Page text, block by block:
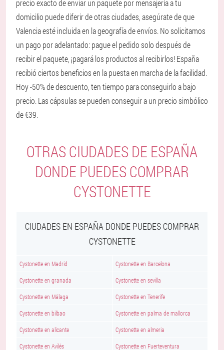
precio exacto de enviar un paquete por mensajería a tu
domicilio puede diferir de otras ciudades, asegúrate de que
Valencia esté incluida en la geografía de envíos. No solicitamos
un pago por adelantado: pague el pedido solo después de
recibir el paquete, ¡pagará los productos al recibirlos! España
recibió ciertos beneficios en la puesta en marcha de la facilidad.
Hoy -50% de descuento, ten tiempo para conseguirlo a bajo
precio. Las cápsulas se pueden conseguir a un precio simbólico
de €39.
OTRAS CIUDADES DE ESPAÑA
DONDE PUEDES COMPRAR
CYSTONETTE
CIUDADES EN ESPAÑA DONDE PUEDES COMPRAR
CYSTONETTE
Cystonette en Madrid Cystonette en Barcelona
Cystonette en granada Cystonette en sevilla
Cystonette en Málaga Cystonette en Tenerife
Cystonette en bilbao Cystonette en palma de mallorca
Cystonette en alicante Cystonette en almeria
Cystonette en Avilés Cystonette en Fuerteventura